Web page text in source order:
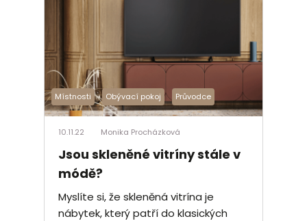
Místnosti Obývací pokoj Průvodce
10.11.22 Monika Procházková
Jsou skleněné vitríny stále v
módě?
Myslíte si, že skleněná vitrína je
nábytek, který patří do klasických